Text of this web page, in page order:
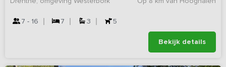
7 - 16 7 3 5
Bekijk details